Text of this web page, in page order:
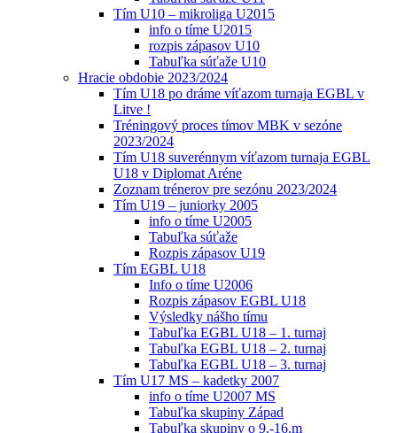
Tím U10 – mikroliga U2015
info o tíme U2015
rozpis zápasov U10
Tabuľka súťaže U10
Hracie obdobie 2023/2024
Tím U18 po dráme víťazom turnaja EGBL v
Litve !
Tréningový proces tímov MBK v sezóne
2023/2024
Tím U18 suverénnym víťazom turnaja EGBL
U18 v Diplomat Aréne
Zoznam trénerov pre sezónu 2023/2024
Tím U19 – juniorky 2005
info o tíme U2005
Tabuľka súťaže
Rozpis zápasov U19
Tím EGBL U18
Info o tíme U2006
Rozpis zápasov EGBL U18
Výsledky nášho tímu
Tabuľka EGBL U18 – 1. turnaj
Tabuľka EGBL U18 – 2. turnaj
Tabuľka EGBL U18 – 3. turnaj
Tím U17 MS – kadetky 2007
info o tíme U2007 MS
Tabuľka skupiny Západ
Tabuľka skupiny o 9.-16.m